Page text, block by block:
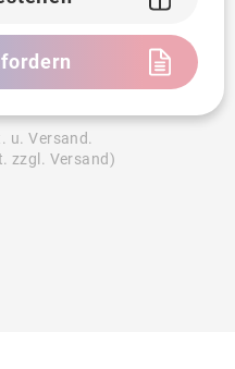
u. Versand.
zzgl. Versand)